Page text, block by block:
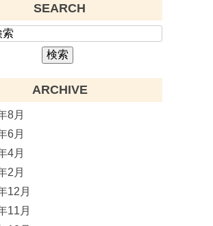
SEARCH
ARCHIVE
8月
6月
4月
2月
12月
11月